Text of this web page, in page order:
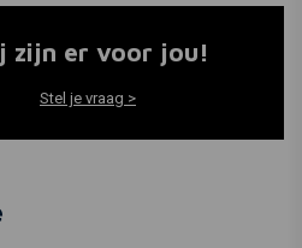
zijn er voor jou!
Stel je vraag >